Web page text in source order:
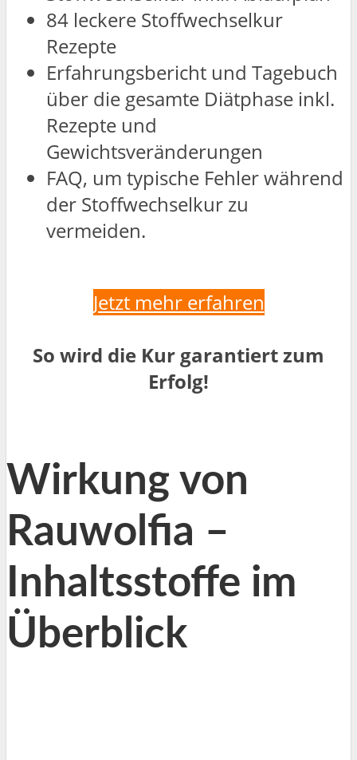
84 leckere Stoffwechselkur
Rezepte
Erfahrungsbericht und Tagebuch
über die gesamte Diätphase inkl.
Rezepte und
Gewichtsveränderungen
FAQ, um typische Fehler während
der Stoffwechselkur zu
vermeiden.
Jetzt mehr erfahren
So wird die Kur garantiert zum
Erfolg!
Wirkung von
Rauwolfia –
Inhaltsstoffe im
Überblick